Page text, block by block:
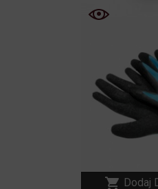
 Dodaj